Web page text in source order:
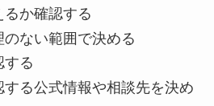
か確認する
のない範囲で決める
する
る公式情報や相談先を決め